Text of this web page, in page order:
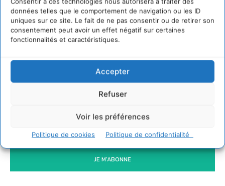
données telles que le comportement de navigation ou les ID
uniques sur ce site. Le fait de ne pas consentir ou de retirer son
consentement peut avoir un effet négatif sur certaines
fonctionnalités et caractéristiques.
Accepter
Refuser
Voir les préférences
Politique de cookies Politique de confidentialité
5 août 2026
IPBES : le « GIEC de la biodiversité » appelle les
entreprises à devenir des alliées du vivant
4 août 2026
Newsletter
JE M'ABONNE